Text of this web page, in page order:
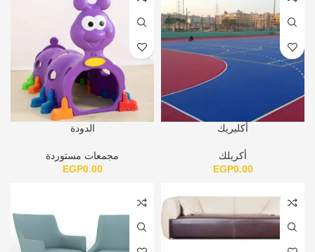
أكليريك
أكريلك
EGP0.00
الدودة
مجمعات مستوردة
EGP0.00